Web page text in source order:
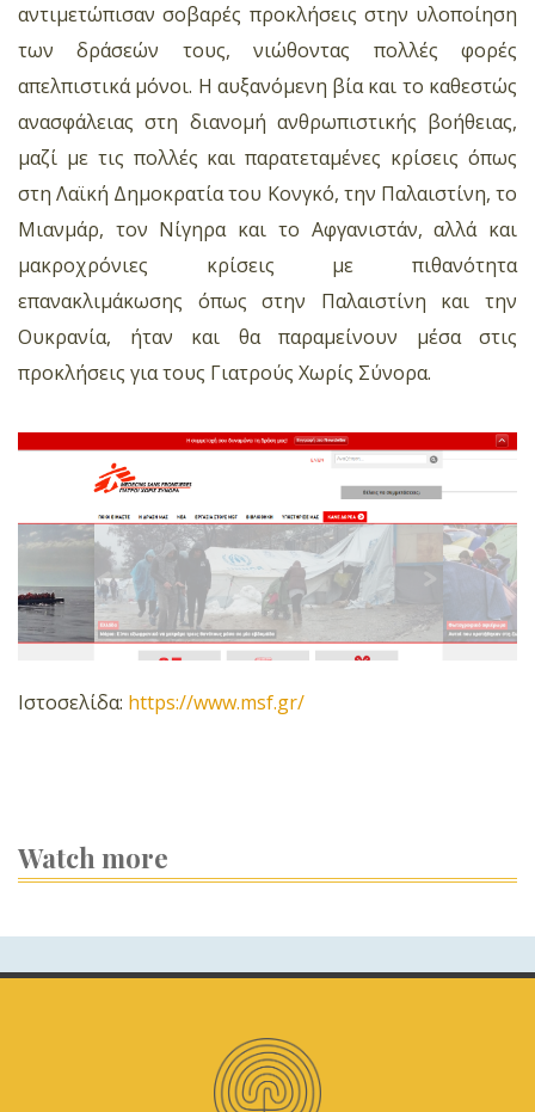
αντιμετώπισαν σοβαρές προκλήσεις στην υλοποίηση
των δράσεών τους, νιώθοντας πολλές φορές
απελπιστικά μόνοι. Η αυξανόμενη βία και το καθεστώς
ανασφάλειας στη διανομή ανθρωπιστικής βοήθειας,
μαζί με τις πολλές και παρατεταμένες κρίσεις όπως
στη Λαϊκή Δημοκρατία του Κονγκό, την Παλαιστίνη, το
Μιανμάρ, τον Νίγηρα και το Αφγανιστάν, αλλά και
μακροχρόνιες κρίσεις με πιθανότητα
επανακλιμάκωσης όπως στην Παλαιστίνη και την
Ουκρανία, ήταν και θα παραμείνουν μέσα στις
προκλήσεις για τους Γιατρούς Χωρίς Σύνορα.
Ιστοσελίδα: https://www.msf.gr/
Watch more